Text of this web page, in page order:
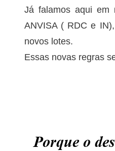
Já falamos aqui em
ANVISA ( RDC e
novos lotes.
Essas novas regras
Porque o